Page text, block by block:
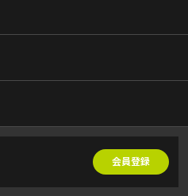
会員登録